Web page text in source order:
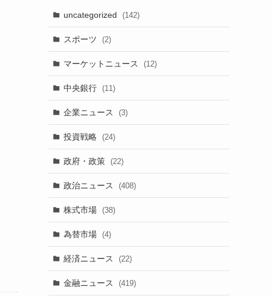
uncategorized (142)
スポーツ (2)
マーケットニュース (12)
中央銀行 (11)
企業ニュース (3)
投資戦略 (24)
政府・政策 (22)
政治ニュース (408)
株式市場 (38)
為替市場 (4)
経済ニュース (22)
金融ニュース (419)